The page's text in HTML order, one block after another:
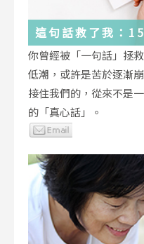
這句話救了我：
受歡迎的
為跌落情緒深淵
你曾經被「一句話」拯
低潮，或許是苦於逐漸
接住我們的，從來不是
的「真心話」。